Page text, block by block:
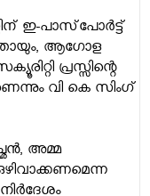
ഇ-പാസ്‌പോര്‍ട്ട്
ആഗോള
പ്രസ്സിന്റെ
വി കെ സിംഗ്
അമ്മ